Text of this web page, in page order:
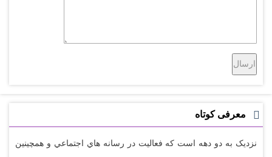
معرفی کوتاه
نزديک به دو دهه است که فعاليت در رسانه هاي اجتماعي و همچينين